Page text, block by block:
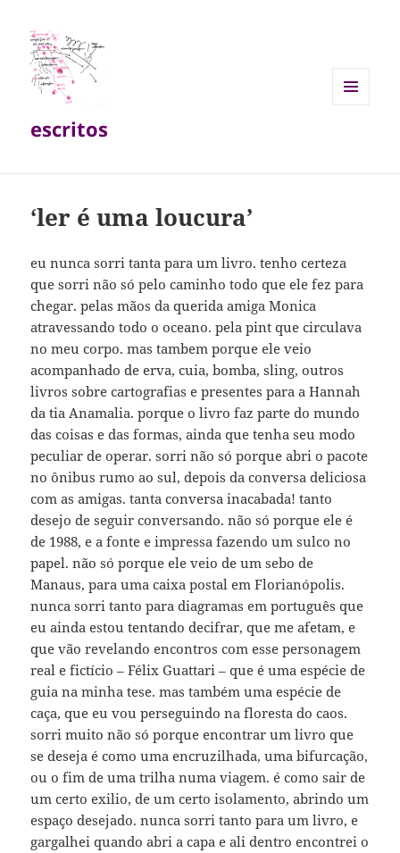
escritos
‘ler é uma loucura’
eu nunca sorri tanta para um livro. tenho certeza
que sorri não só pelo caminho todo que ele fez para
chegar. pelas mãos da querida amiga Monica
atravessando todo o oceano. pela pint que circulava
no meu corpo. mas tambem porque ele veio
acompanhado de erva, cuia, bomba, sling, outros
livros sobre cartografias e presentes para a Hannah
da tia Anamalia. porque o livro faz parte do mundo
das coisas e das formas, ainda que tenha seu modo
peculiar de operar. sorri não só porque abri o pacote
no ônibus rumo ao sul, depois da conversa deliciosa
com as amigas. tanta conversa inacabada! tanto
desejo de seguir conversando. não só porque ele é
de 1988, e a fonte e impressa fazendo um sulco no
papel. não só porque ele veio de um sebo de
Manaus, para uma caixa postal em Florianópolis.
nunca sorri tanto para diagramas em português que
eu ainda estou tentando decifrar, que me afetam, e
que vão revelando encontros com esse personagem
real e fictício – Félix Guattari – que é uma espécie de
guia na minha tese. mas também uma espécie de
caça, que eu vou perseguindo na floresta do caos.
sorri muito não só porque encontrar um livro que
se deseja é como uma encruzilhada, uma bifurcação,
ou o fim de uma trilha numa viagem. é como sair de
um certo exilio, de um certo isolamento, abrindo um
espaço desejado. nunca sorri tanto para um livro, e
gargalhei quando abri a capa e ali dentro encontrei o